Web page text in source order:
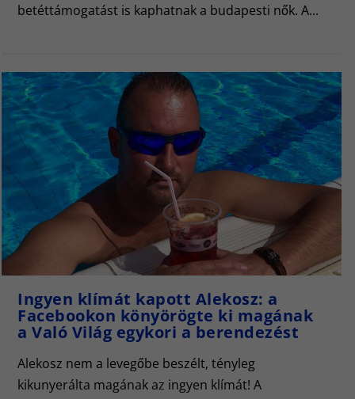
betéttámogatást is kaphatnak a budapesti nők. A...
Ingyen klímát kapott Alekosz: a
Facebookon könyörögte ki magának
a Való Világ egykori a berendezést
Alekosz nem a levegőbe beszélt, tényleg
kikunyerálta magának az ingyen klímát! A